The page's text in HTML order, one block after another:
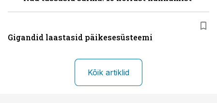
Gigandid laastasid päikesesüsteemi
Kõik artiklid